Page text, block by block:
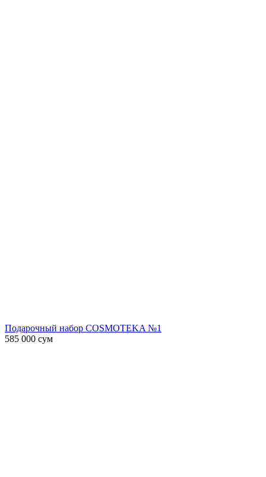
Подарочный набор COSMOTEKA №1
585 000 сум